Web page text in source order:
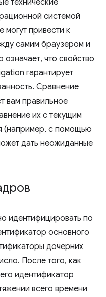
технические
системой
могут привести к
самим браузером и
что свойство
гарантирует
Сравнение
вам правильное
их с текущим
(например, с помощью
дать неожиданные
идентифицировать по
основного
дочерних
После того, как
идентификатор
всего времени